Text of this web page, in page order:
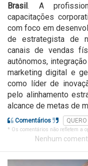
Brasil. A
capacitações
com foco em
de estrategista de
canais de vendas
autônomos,
marketing digital e
como líder de
pelo alinhamento
alcance de metas de
Comentários
* Os comentários não refletem a
Nenhum